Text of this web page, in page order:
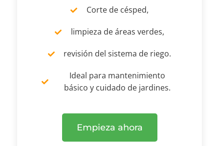
Corte de césped,
limpieza de áreas verdes,
revisión del sistema de riego.
Ideal para mantenimiento
básico y cuidado de jardines.
Empieza ahora